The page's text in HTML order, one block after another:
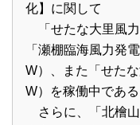
化】に関して
「せたな大里風
「瀬棚臨海風力発
W）、また「せた
W）を稼働中である
さらに、「北檜